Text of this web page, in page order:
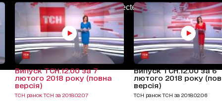
AdBlockDetected!
Випуск ТСН.12:00 за 7
лютого 2018 року (повна
версія)
ТСН ранок ТСН за 2018.02.07
Випуск ТСН.12:00 за 6
лютого 2018 року
версія)
ТСН ранок ТСН за 2018.02.06